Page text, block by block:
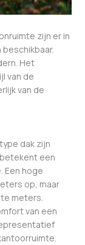
zijn er in
Het
van de
van de
dak zijn
een
Een hoge
op, maar
meters.
van een